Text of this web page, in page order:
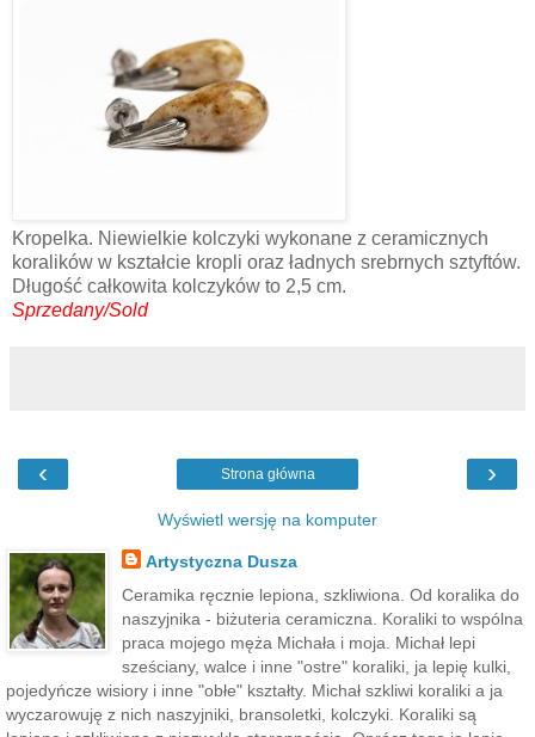
Kropelka. Niewielkie kolczyki wykonane z ceramicznych
koralików w kształcie kropli oraz ładnych srebrnych sztyftów.
Długość całkowita kolczyków to 2,5 cm.
Sprzedany/Sold
‹ ›
Strona główna
Wyświetl wersję na komputer
Artystyczna Dusza
Ceramika ręcznie lepiona, szkliwiona. Od koralika do
naszyjnika - biżuteria ceramiczna. Koraliki to wspólna
praca mojego męża Michała i moja. Michał lepi
sześciany, walce i inne "ostre" koraliki, ja lepię kulki,
pojedyńcze wisiory i inne "obłe" kształty. Michał szkliwi koraliki a ja
wyczarowuję z nich naszyjniki, bransoletki, kolczyki. Koraliki są